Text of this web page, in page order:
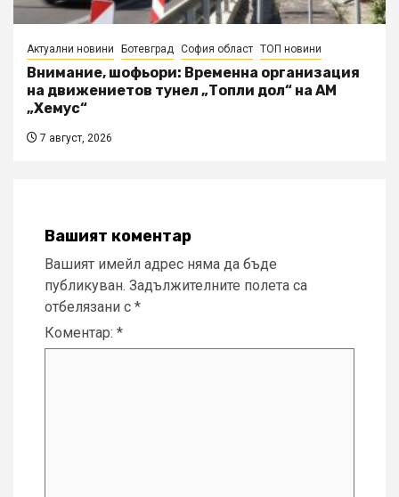
Актуални новини Ботевград София област ТОП новини
Внимание, шофьори: Временна организация
на движениетов тунел „Топли дол“ на АМ
„Хемус“
7 август, 2026
Вашият коментар
Вашият имейл адрес няма да бъде
публикуван. Задължителните полета са
отбелязани с *
Коментар: *